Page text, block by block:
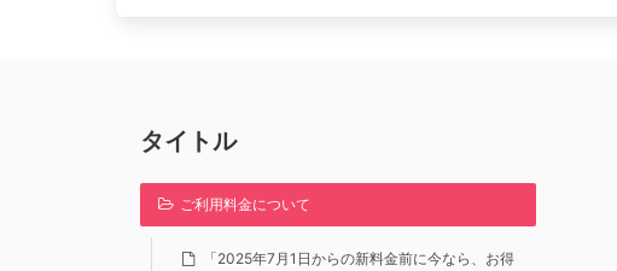
タイトル
ご利用料金について
「2025年7月1日からの新料金前に今なら、お得